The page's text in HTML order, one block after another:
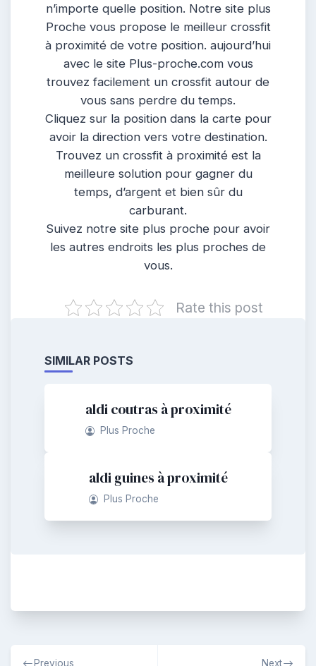
n’importe quelle position. Notre site plus
Proche vous propose le meilleur crossfit
à proximité de votre position. aujourd’hui
avec le site Plus-proche.com vous
trouvez facilement un crossfit autour de
vous sans perdre du temps.
Cliquez sur la position dans la carte pour
avoir la direction vers votre destination.
Trouvez un crossfit à proximité est la
meilleure solution pour gagner du
temps, d’argent et bien sûr du
carburant.
Suivez notre site plus proche pour avoir
les autres endroits les plus proches de
vous.
Rate this post
SIMILAR POSTS
aldi coutras à proximité
Plus Proche
aldi guines à proximité
Plus Proche
Navigation
Previous Next